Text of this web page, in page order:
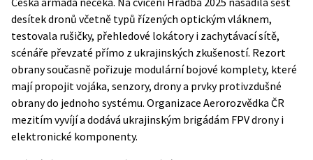
desítek dronů včetně typů řízených optickým vláknem,
testovala rušičky, přehledové lokátory i zachytávací sítě,
scénáře převzaté přímo z ukrajinských zkušeností. Rezort
obrany současně pořizuje modulární bojové komplety, které
mají propojit vojáka, senzory, drony a prvky protivzdušné
obrany do jednoho systému. Organizace Aerorozvědka ČR
mezitím vyvíjí a dodává ukrajinským brigádám FPV drony i
elektronické komponenty.